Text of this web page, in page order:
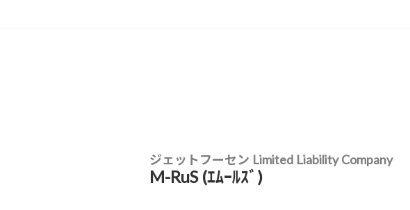
ジェットフーセン Limited Liability Company
M-RuS (ｴﾑｰﾙｽﾞ)